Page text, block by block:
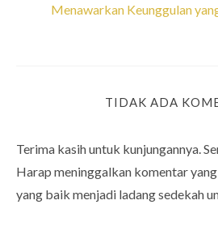
Menawarkan Keunggulan
TIDAK ADA
Terima kasih untuk kunjungannya.
Harap meninggalkan komentar
yang baik menjadi ladang sedekah